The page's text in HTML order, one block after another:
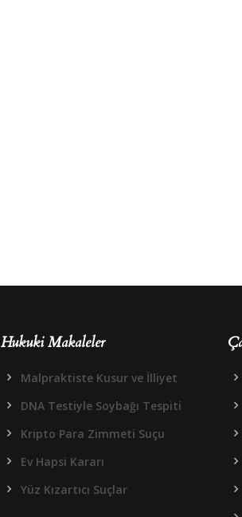
Hukuki Makaleler
Malpraktiste Kusur ve İlliyet
DNA Testiyle Soybağı Tespiti
Kripto Para Zimmeti Suçu
Ev Hapsi Kararı
Yüz Kızartıcı Suçlar